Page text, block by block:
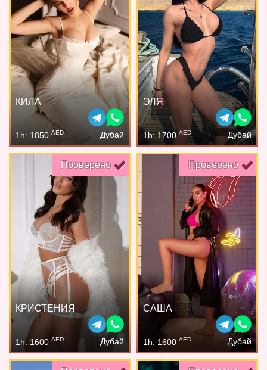
КИЛА
1h: 1850 AED Дубай
ЭЛЯ
1h: 1700 AED Дубай
Проверено
КРИСТЕНИЯ
1h: 1600 AED Дубай
Проверено
САША
1h: 1600 AED Дубай